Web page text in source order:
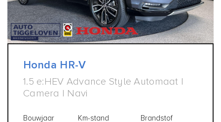
Honda HR-V
1.5 e:HEV Advance Style Automaat |
Camera | Navi
Bouwjaar
Km-stand
Brandstof